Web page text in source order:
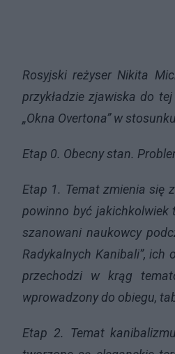
Rosyjski reżyser Nikita
przykładzie zjawiska do
„Okna Overtona” w
Etap 0. Obecny stan.
Etap 1. Temat zmienia się
powinno być jakichkolwiek
szanowani naukowcy
Radykalnych Kanibali”,
przechodzi w krąg
wprowadzony do obiegu,
Etap 2. Temat